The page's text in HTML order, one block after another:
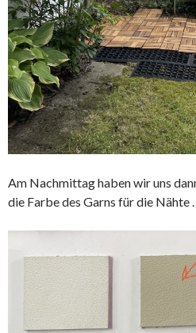
Am Nachmittag haben wir uns
die Farbe des Garns für die Nähte .